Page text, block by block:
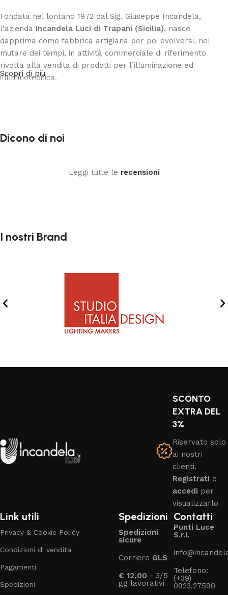
Fondata nel lontano 1972 dal Sig. Giuseppe Incandela,
l’azienda Incandela Luci di Trapani (Sicilia), nasce
dapprima come fabbrica artigiana per poi evolversi, nel
mutare dei tempi, in attività commerciale di riferimento
rivolta alla vendita di prodotti per l’illuminazione ed
illuminotecnica.
L’azienda Punti Luce Srl Trapani (Sicilia)
vuole portare avanti la tradizione familiare di competenza,
design e complementi di arredo, di genere moderno,
Piantane, lampadari, plafoniere, applique, lumi, faretti da
incasso e non, illuminazione per esterno, quadri, oggettistica,
e tanti altri sono alcuni dei tanti prodotti di riferimento che
Scopri di più
Dicono di noi
Leggi tutte le recensioni
I nostri Brand
SCONTO
EXTRA DEL
3%
Riservato solo
ai nostri
clienti.
Registrati o
accedi per
visualizzarlo
Link utili
Privacy & Cookie Policy
Condizioni di vendita
Pagamenti
Spedizioni
Spedizioni
Spedizioni
sicure
Corriere GLS
€ 12,00 - 3/5
gg lavorativi
Contatti
Punti Luce
S.r.l.
Telefono:
(+39)
0923.27590